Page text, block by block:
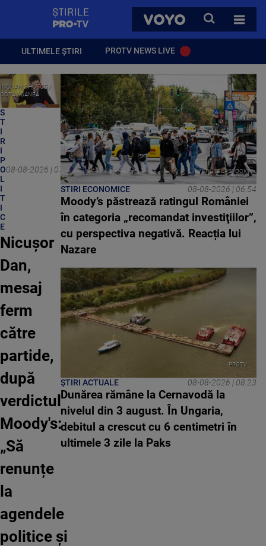
StirilePROTV
VOYO
CAUTA
TOATE
ULTIMELE ȘTIRI PROTV NEWS LIVE
INQUAM PHOTOS /
OCTAV GANEA
S
T
I
R
I
P
O
L
I
T
I
C
E
08-08-2026 | 07:43
Nicușor
Dan,
mesaj
ferm
către
partide,
după
verdictul
Moody's:
„Să
renunțe
la
agendele
politice şi
SHUTTERSTOCK
STIRI ECONOMICE 08-08-2026 | 06:54
Moody’s păstrează ratingul României
în categoria „recomandat investiţiilor”,
cu perspectiva negativă. Reacția lui
Nazare
PROTV
ȘTIRI ACTUALE 08-08-2026 | 08:23
Dunărea rămâne la Cernavodă la
nivelul din 3 august. În Ungaria,
debitul a crescut cu 6 centimetri în
ultimele 3 zile la Paks